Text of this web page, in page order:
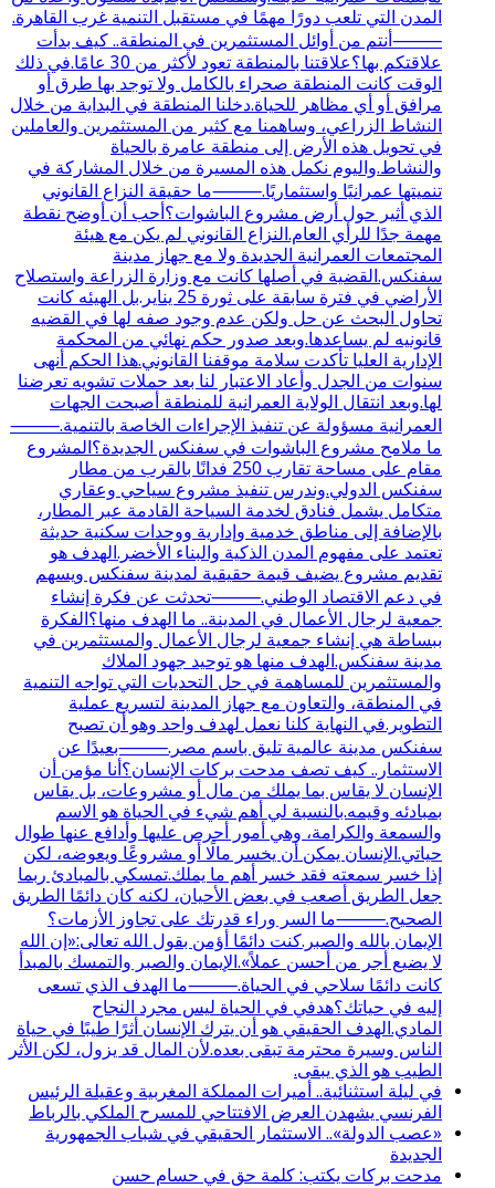
المدن التي تلعب دورًا مهمًا في مستقبل التنمية غرب القاهرة.
⸻أنتم من أوائل المستثمرين في المنطقة.. كيف بدأت
علاقتكم بها؟علاقتنا بالمنطقة تعود لأكثر من 30 عامًا.في ذلك
الوقت كانت المنطقة صحراء بالكامل ولا توجد بها طرق أو
مرافق أو أي مظاهر للحياة.دخلنا المنطقة في البداية من خلال
النشاط الزراعي، وساهمنا مع كثير من المستثمرين والعاملين
في تحويل هذه الأرض إلى منطقة عامرة بالحياة
والنشاط.واليوم نكمل هذه المسيرة من خلال المشاركة في
تنميتها عمرانيًا واستثماريًا.⸻ما حقيقة النزاع القانوني
الذي أثير حول أرض مشروع الباشوات؟أحب أن أوضح نقطة
مهمة جدًا للرأي العام.النزاع القانوني لم يكن مع هيئة
المجتمعات العمرانية الجديدة ولا مع جهاز مدينة
سفنكس.القضية في أصلها كانت مع وزارة الزراعة واستصلاح
الأراضي في فترة سابقة على ثورة 25 يناير.بل الهيئه كانت
تحاول البحث عن حل ولكن عدم وجود صفه لها في القضيه
قانونيه لم يساعدها.وبعد صدور حكم نهائي من المحكمة
الإدارية العليا تأكدت سلامة موقفنا القانوني.هذا الحكم أنهى
سنوات من الجدل وأعاد الاعتبار لنا بعد حملات تشويه تعرضنا
لها.وبعد انتقال الولاية العمرانية للمنطقة أصبحت الجهات
العمرانية مسؤولة عن تنفيذ الإجراءات الخاصة بالتنمية.⸻
ما ملامح مشروع الباشوات في سفنكس الجديدة؟المشروع
مقام على مساحة تقارب 250 فدانًا بالقرب من مطار
سفنكس الدولي.وندرس تنفيذ مشروع سياحي وعقاري
متكامل يشمل فنادق لخدمة السياحة القادمة عبر المطار،
بالإضافة إلى مناطق خدمية وإدارية ووحدات سكنية حديثة
تعتمد على مفهوم المدن الذكية والبناء الأخضر.الهدف هو
تقديم مشروع يضيف قيمة حقيقية لمدينة سفنكس ويسهم
في دعم الاقتصاد الوطني.⸻تحدثت عن فكرة إنشاء
جمعية لرجال الأعمال في المدينة.. ما الهدف منها؟الفكرة
ببساطة هي إنشاء جمعية لرجال الأعمال والمستثمرين في
مدينة سفنكس.الهدف منها هو توحيد جهود الملاك
والمستثمرين للمساهمة في حل التحديات التي تواجه التنمية
في المنطقة، والتعاون مع جهاز المدينة لتسريع عملية
التطوير.في النهاية كلنا نعمل لهدف واحد وهو أن تصبح
سفنكس مدينة عالمية تليق باسم مصر.⸻بعيدًا عن
الاستثمار.. كيف تصف مدحت بركات الإنسان؟أنا مؤمن أن
الإنسان لا يقاس بما يملك من مال أو مشروعات، بل يقاس
بمبادئه وقيمه.بالنسبة لي أهم شيء في الحياة هو الاسم
والسمعة والكرامة، وهي أمور أحرص عليها وأدافع عنها طوال
حياتي.الإنسان يمكن أن يخسر مالًا أو مشروعًا ويعوضه، لكن
إذا خسر سمعته فقد خسر أهم ما يملك.تمسكي بالمبادئ ربما
جعل الطريق أصعب في بعض الأحيان، لكنه كان دائمًا الطريق
الصحيح.⸻ما السر وراء قدرتك على تجاوز الأزمات؟
الإيمان بالله والصبر.كنت دائمًا أؤمن بقول الله تعالى:«إن الله
لا يضيع أجر من أحسن عملاً».الإيمان والصبر والتمسك بالمبدأ
كانت دائمًا سلاحي في الحياة.⸻ما الهدف الذي تسعى
إليه في حياتك؟هدفي في الحياة ليس مجرد النجاح
المادي.الهدف الحقيقي هو أن يترك الإنسان أثرًا طيبًا في حياة
الناس وسيرة محترمة تبقى بعده.لأن المال قد يزول، لكن الأثر
الطيب هو الذي يبقى.
في ليلة استثنائية.. أميرات المملكة المغربية وعقيلة الرئيس
الفرنسي يشهدن العرض الافتتاحي للمسرح الملكي بالرباط
«عصب الدولة».. الاستثمار الحقيقي في شباب الجمهورية
الجديدة
مدحت بركات يكتب: كلمة حق في حسام حسن